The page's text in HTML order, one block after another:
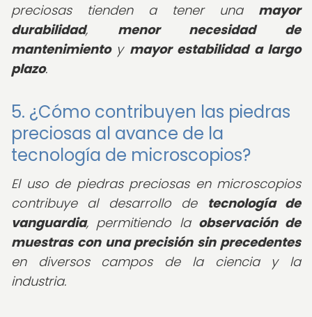
preciosas tienden a tener una mayor
durabilidad, menor necesidad de
mantenimientoy mayor estabilidad a largo
plazo.
5. ¿Cómo contribuyen las piedras
preciosas al avance de la
tecnología de microscopios?
El uso de piedras preciosas en microscopios
contribuye al desarrollo de tecnología de
vanguardia, permitiendo la observación de
muestras con una precisión sin precedentes
en diversos campos de la ciencia y la
industria.